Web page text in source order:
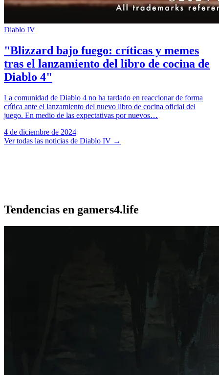
Diablo IV
"Blizzard bajo fuego: críticas y memes
tras el lanzamiento del libro de cocina de
Diablo 4"
La comunidad de Diablo 4 no ha tardado en reaccionar de forma
crítica ante el lanzamiento del nuevo libro de cocina oficial del
juego. En medio de las expectativas por nuevos…
4 de diciembre de 2024
Ver todas las noticias de Diablo IV →
Tendencias en gamers4.life